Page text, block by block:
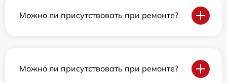
Можно ли присутствовать при ремонте?
Можно ли присутствовать при ремонте?